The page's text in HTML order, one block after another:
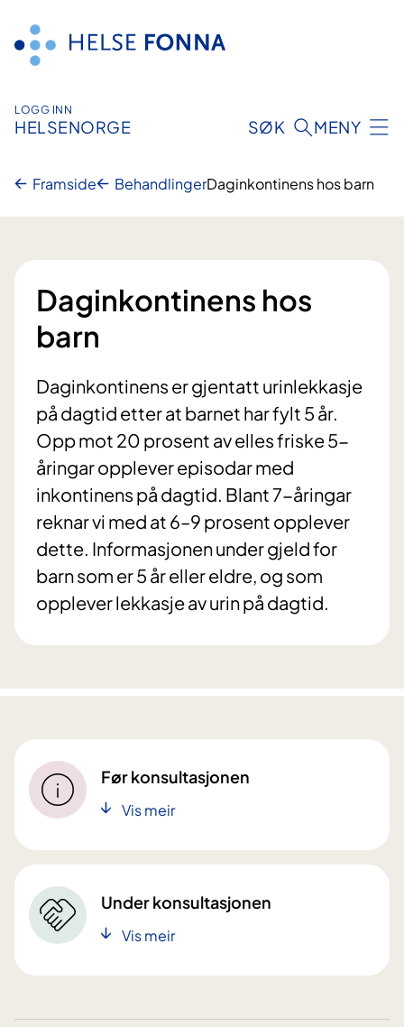
innhald
LOGG INN
HELSENORGE SØK MENY
Framside BehandlingerDaginkontinens hos barn
Daginkontinens hos
barn
Daginkontinens er gjentatt urinlekkasje
på dagtid etter at barnet har fylt 5 år.
Opp mot 20 prosent av elles friske 5-
åringar opplever episodar med
inkontinens på dagtid. Blant 7-åringar
reknar vi med at 6–9 prosent opplever
dette. Informasjonen under gjeld for
barn som er 5 år eller eldre, og som
opplever lekkasje av urin på dagtid.
Før konsultasjonen
Vis meir
Under konsultasjonen
Vis meir